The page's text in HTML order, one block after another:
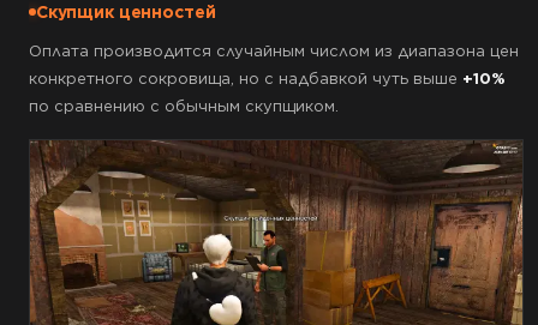
Скупщик ценностей
Оплата производится случайным числом из диапазона цен
конкретного сокровища, но с надбавкой чуть выше +10%
по сравнению с обычным скупщиком.